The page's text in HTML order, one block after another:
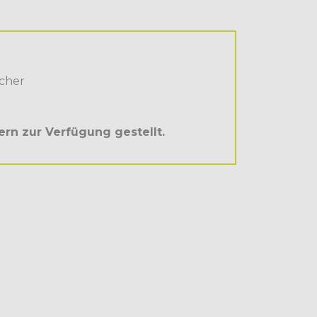
zur Verfügung gestellt.